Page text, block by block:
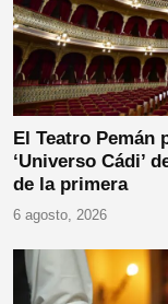
El Teatro Pemán
‘Universo Cádi’
de la primera
6 agosto, 2026